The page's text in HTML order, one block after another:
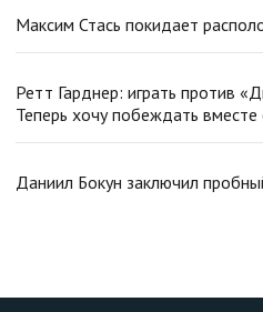
Максим Стась покидает
Ретт Гарднер: играть против
Теперь хочу побеждать вместе
Даниил Бокун заключил